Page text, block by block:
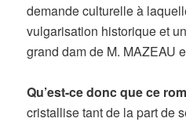
demande culturelle à
vulgarisation historique et
grand dam de M. MAZEAU
Qu’est-ce donc que ce
cristallise tant de la part de